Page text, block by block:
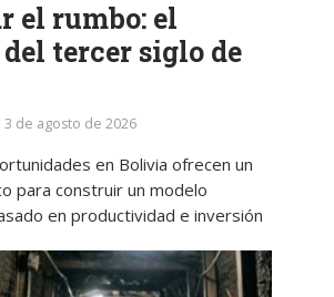
el rumbo: el
tercer siglo de
3 de agosto de 2026
en Bolivia ofrecen un
para construir un modelo
en productividad e inversión